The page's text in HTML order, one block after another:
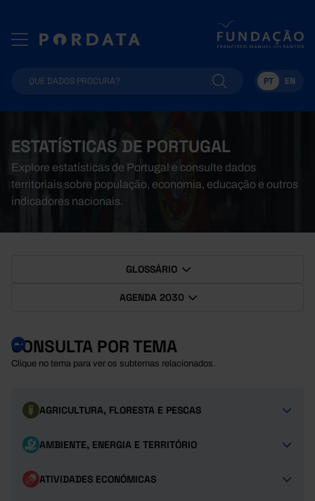
PT EN
ESTATÍSTICAS DE PORTUGAL
Explore estatísticas de Portugal e consulte dados
territoriais sobre população, economia, educação e outros
indicadores nacionais.
GLOSSÁRIO
AGENDA 2030
CONSULTA POR TEMA
Clique no tema para ver os subtemas relacionados.
AGRICULTURA, FLORESTA E PESCAS
AMBIENTE, ENERGIA E TERRITÓRIO
ATIVIDADES ECONÓMICAS